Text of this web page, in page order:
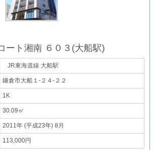
ート湘南 ６０３ (大船駅)
JR東海道線 大船駅
鎌倉市大船１-２４-２２
1K
30.09㎡
2011年 (平成23年) 8月
113,000円